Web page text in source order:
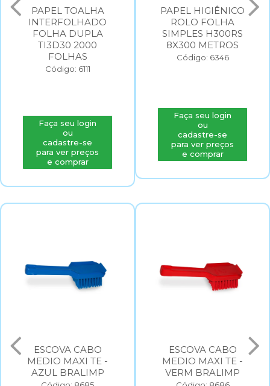
PAPEL HIGIÊNICO
ROLO FOLHA
SIMPLES H300RS
8X300 METROS
Código: 6346
Faça seu login
ou
cadastre-se
para ver preços
e comprar
PAPEL HIGIÊNICO
ROLO FOLHA
SIMPLES H500RS
8X500 METROS
Código: 6347
Faça seu login
ou
cadastre-se
para ver preços
e comprar
ESCOVA CABO
MEDIO MAXI TE -
AZUL BRALIMP
ESCOVA CABO
MEDIO MAXI TE -
VERM BRALIMP